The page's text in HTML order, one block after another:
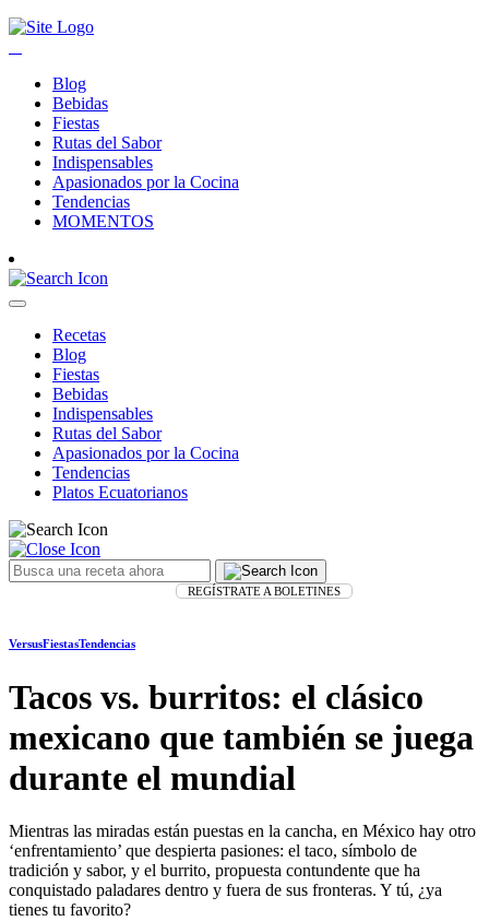
Blog
Bebidas
Fiestas
Rutas del Sabor
Indispensables
Apasionados por la Cocina
Tendencias
MOMENTOS
Recetas
Blog
Fiestas
Bebidas
Indispensables
Rutas del Sabor
Apasionados por la Cocina
Tendencias
Platos Ecuatorianos
REGÍSTRATE A BOLETINES
VersusFiestasTendencias
Tacos vs. burritos: el clásico
mexicano que también se juega
durante el mundial
Mientras las miradas están puestas en la cancha, en México hay otro
‘enfrentamiento’ que despierta pasiones: el taco, símbolo de
tradición y sabor, y el burrito, propuesta contundente que ha
conquistado paladares dentro y fuera de sus fronteras. Y tú, ¿ya
tienes tu favorito?